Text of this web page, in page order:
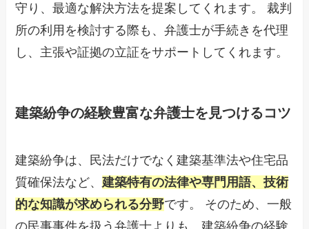
守り、最適な解決方法を提案してくれます。 裁判
所の利用を検討する際も、弁護士が手続きを代理
し、主張や証拠の立証をサポートしてくれます。
建築紛争の経験豊富な弁護士を見つけるコツ
建築紛争は、民法だけでなく建築基準法や住宅品
質確保法など、建築特有の法律や専門用語、技術
的な知識が求められる分野です。 そのため、一般